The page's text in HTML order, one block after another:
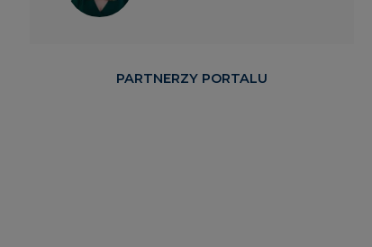
PARTNERZY PORTALU